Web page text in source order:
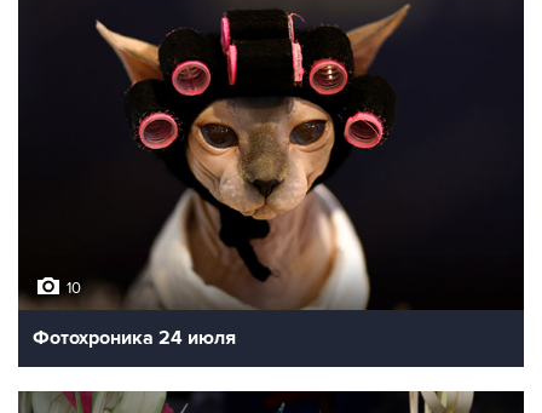
10
Фотохроника 24 июля